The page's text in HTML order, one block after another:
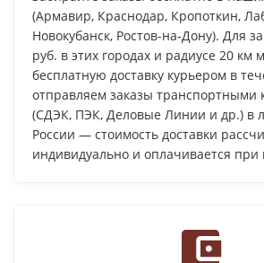
(Армавир, Краснодар, Кропоткин,
Новокубанск, Ростов-на-Дону). Для
руб. в этих городах и радиусе 20 км
бесплатную доставку курьером в
отправляем заказы транспортными
(СДЭК, ПЭК, Деловые Линии и др.) в
России — стоимость доставки
индивидуально и оплачивается при